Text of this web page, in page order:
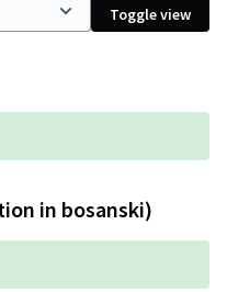
Toggle view
in bosanski)